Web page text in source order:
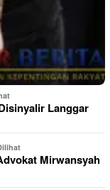
Langgar
Mirwansyah